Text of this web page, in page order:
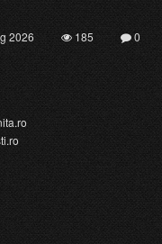
2026
185 0